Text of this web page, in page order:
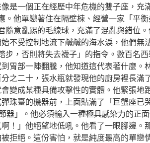
是一個正在經歷中年危機的雙子座，
。他單戀著住在隔壁棟、經營一家「平
隨意亂踢的毛線球，充滿了混亂與錯位
不受控制地流下鹹鹹的海水淚，他們
步，否則將失去襪子」的指令。數百名
胃部一陣翻騰，他知道這代表著什麼
之二十，張水瓶就發現他的廚房裡長
變成某種具備攻擊性的實體。他緊張
珠臺的機器前，上面貼滿了「巨蟹座已
器」。他必須輸入一種極具感染力的正
！」他絕望地低吼。他看了一眼腳邊
拒絕。這份害怕，就是純度最高的單戀